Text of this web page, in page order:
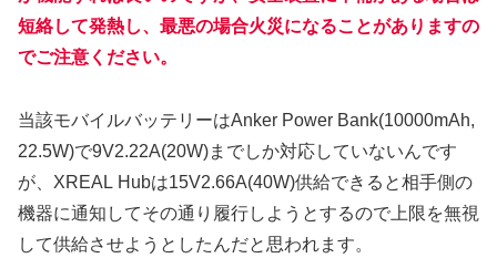
短絡して発熱し、最悪の場合火災になることがありますの
でご注意ください。
当該モバイルバッテリーはAnker Power Bank(10000mAh,
22.5W)で9V2.22A(20W)までしか対応していないんです
が、XREAL Hubは15V2.66A(40W)供給できると相手側の
機器に通知してその通り履行しようとするので上限を無視
して供給させようとしたんだと思われます。